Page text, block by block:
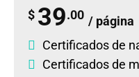
$ 39.00 / página
Certificados de
Certificados de